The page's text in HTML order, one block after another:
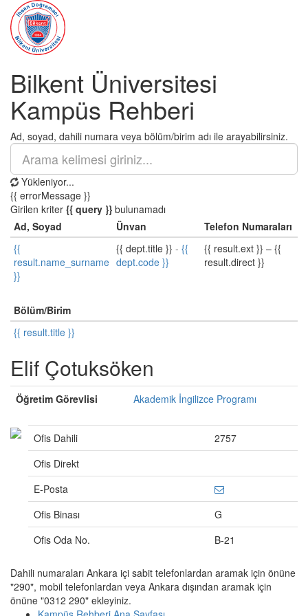
Bilkent Üniversitesi
Kampüs Rehberi
Ad, soyad, dahili numara veya bölüm/birim adı ile arayabilirsiniz.
Yükleniyor...
{{ errorMessage }}
Girilen kriter {{ query }} bulunamadı
Ad, Soyad
Ünvan
Telefon Numaraları
{{
result.name_surname
}}
{{ dept.title }} - {{
dept.code }}
{{ result.ext }} – {{
result.direct }}
Bölüm/Birim
{{ result.title }}
Elif Çotuksöken
Öğretim Görevlisi Akademik İngilizce Programı
Ofis Dahili
2757
Ofis Direkt
E-Posta
Ofis Binası
G
Ofis Oda No.
B-21
Dahili numaraları Ankara içi sabit telefonlardan aramak için önüne
"290", mobil telefonlardan veya Ankara dışından aramak için
önüne "0312 290" ekleyiniz.